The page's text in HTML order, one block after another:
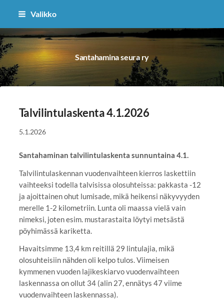
Siirry
sisältöön
Valikko
Santahamina seura ry
Talvilintulaskenta 4.1.2026
5.1.2026
Santahaminan talvilintulaskenta sunnuntaina 4.1.
Talvilintulaskennan vuodenvaihteen kierros laskettiin
vaihteeksi todella talvisissa olosuhteissa: pakkasta -12
ja ajoittainen ohut lumisade, mikä heikensi näkyvyyden
merelle 1-2 kilometriin. Lunta oli maassa vielä vain
nimeksi, joten esim. mustarastaita löytyi metsästä
pöyhimässä kariketta.
Havaitsimme 13,4 km reitillä 29 lintulajia, mikä
olosuhteisiin nähden oli kelpo tulos. Viimeisen
kymmenen vuoden lajikeskiarvo vuodenvaihteen
laskennassa on ollut 34 (alin 27, ennätys 47 viime
vuodenvaihteen laskennassa).